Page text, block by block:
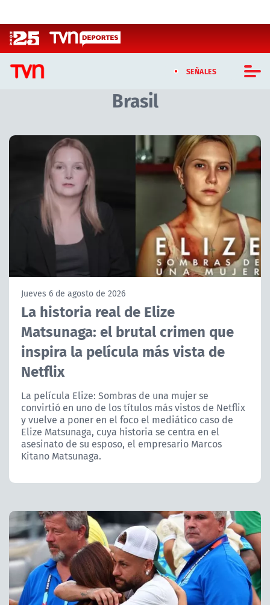
SEÑALES
CASTING MASTERCHEF CHILE
CASTING TVN VERTICAL
TVN VERTICAL
TVN PLAY
PROGRAMAS
ACTUALIDAD Y TENDENCIAS
CORPORATIVO Y TRANSPARENCIA
ÁREA DE PROYECTOS
Brasil
Artículos relacionados con Brasil
Jueves 6 de agosto de 2026
La historia real de Elize
Matsunaga: el brutal crimen que
inspira la película más vista de
Netflix
La película Elize: Sombras de una mujer se
convirtió en uno de los títulos más vistos de Netflix
y vuelve a poner en el foco el mediático caso de
Elize Matsunaga, cuya historia se centra en el
asesinato de su esposo, el empresario Marcos
Kitano Matsunaga.